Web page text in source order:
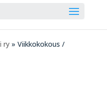
ry » Viikkokokous /